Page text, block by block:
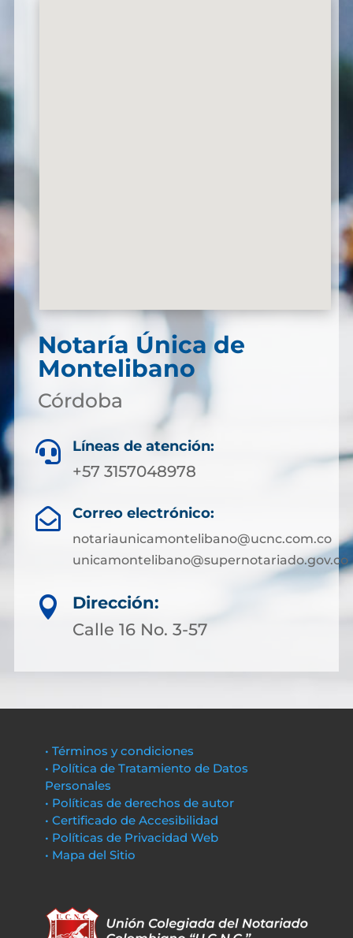
Notaría Única de
Montelibano
Córdoba
 Líneas de atención:
+57 3157048978
 Correo electrónico:
notariaunicamontelibano@ucnc.com.co
unicamontelibano@supernotariado.gov.co

Dirección:
Calle 16 No. 3-57
• Términos y condiciones
• Política de Tratamiento de Datos
Personales
• Políticas de derechos de autor
• Certificado de Accesibilidad
• Políticas de Privacidad Web
• Mapa del Sitio